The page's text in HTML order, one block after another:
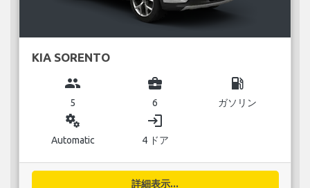
KIA SORENTO
group
5
business_center
6
local_gas_station
ガソリン
miscellaneous_services
Automatic
login
4 ドア
詳細表示...